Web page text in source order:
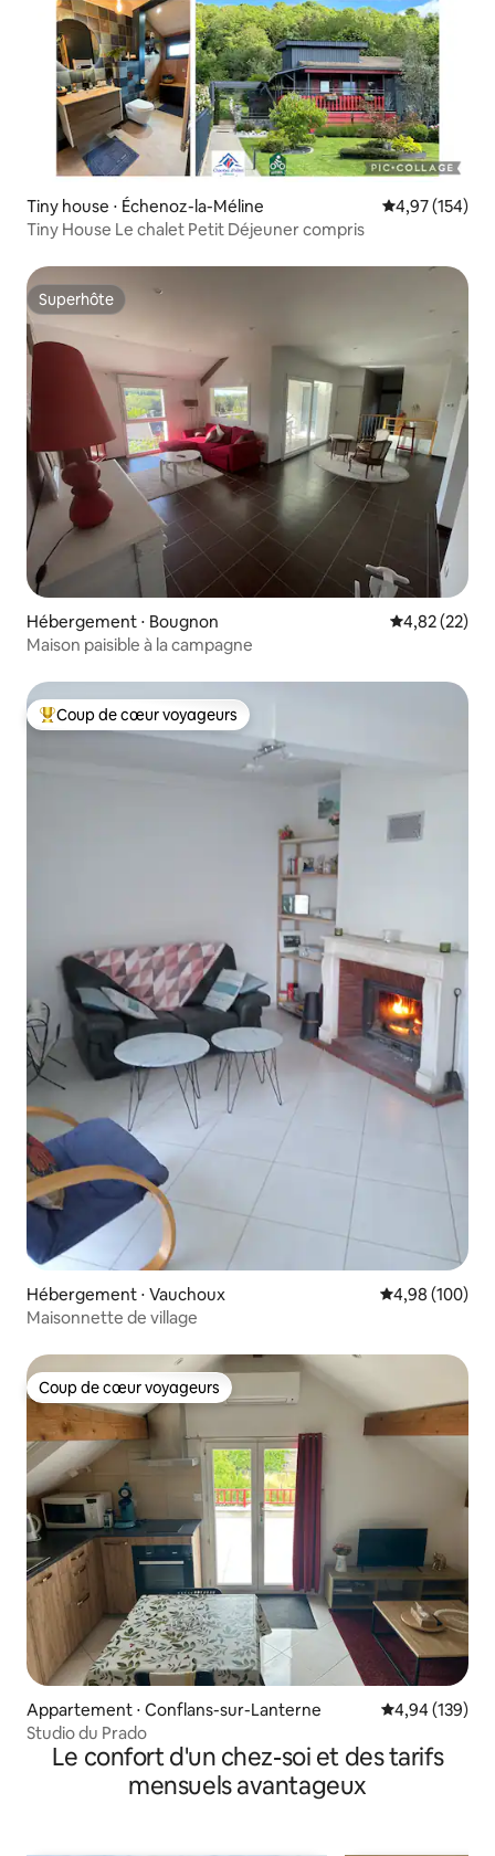
Tiny house ⋅ Échenoz-la-Méline Évaluation
4,97 (154)
Tiny House Le chalet Petit Déjeuner compris
Superhôte
Superhôte
Hébergement ⋅ Bougnon Évaluation
4,82 (22)
Maison paisible à la campagne
Coups de cœur voyageurs les plus appréciés
Coup de cœur voyageurs
Hébergement ⋅ Vauchoux Évaluation
4,98 (100)
Maisonnette de village
Coup de cœur voyageurs
Coup de cœur voyageurs
Appartement ⋅ Conflans-sur-Lanterne Évaluation
4,94 (139)
Studio du Prado
Le confort d'un chez-soi et des tarifs
mensuels avantageux